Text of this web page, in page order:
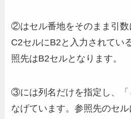
②はセル番地をそのまま引数
C2セルにB2と入力されてい
照先はB2セルとなります。
③には列名だけを指定し、「
なげています。参照先のセ